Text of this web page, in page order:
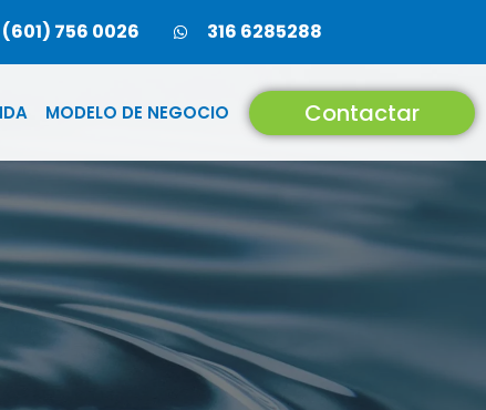
(601) 756 0026 316 6285288
MODELO DE NEGOCIO Contactar